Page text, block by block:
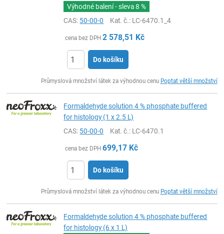
Výhodné balení - sleva8 %
CAS: 50-00-0 Kat. č.: LC-6470.1_4
cena bez DPH 2 578,51 Kč
Do košíku
Průmyslová množství látek za výhodnou cenu Poptat větší množství
Formaldehyde solution 4 % phosphate buffered
for histology (1 x 2.5 L)
CAS: 50-00-0 Kat. č.: LC-6470.1
cena bez DPH 699,17 Kč
Do košíku
Průmyslová množství látek za výhodnou cenu Poptat větší množství
Formaldehyde solution 4 % phosphate buffered
for histology (6 x 1 L)